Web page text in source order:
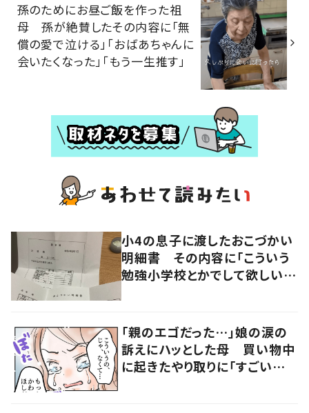
孫のためにお昼ご飯を作った祖
母 孫が絶賛したその内容に「無
償の愛で泣ける」「おばあちゃんに
会いたくなった」「もう一生推す」
小4の息子に渡したおこづかい
明細書 その内容に「こういう
勉強小学校とかでして欲しい」
「親のエゴだった…」娘の涙の
訴えにハッとした母 買い物中
に起きたやり取りに「すごい分